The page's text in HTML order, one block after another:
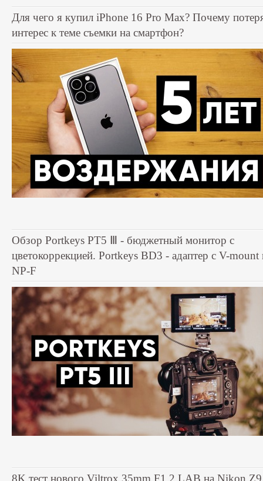
Для чего я купил iPhone 16 Pro Max? Почему
интерес к теме съемки на смартфон?
Обзор Portkeys PT5 Ⅲ - бюджетный монитор с
цветокоррекцией. Portkeys BD3 - адаптер с V-mount
NP-F
8K тест нового Viltrox 35mm F1.2 LAB на Nikon Z9